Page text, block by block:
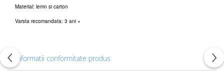
Material: lemn si carton
Varsta recomandata: 3 ani +
Informatii conformitate produs